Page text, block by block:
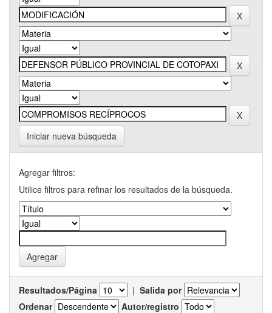
Iniciar nueva búsqueda
Agregar filtros:
Utilice filtros para refinar los resultados de la búsqueda.
Resultados/Página | Salida por
Ordenar
Autor/registro